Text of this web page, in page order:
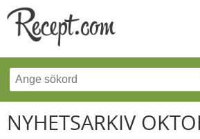
NYHETSARKIV